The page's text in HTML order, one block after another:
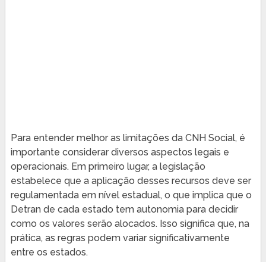
Para entender melhor as limitações da CNH Social, é
importante considerar diversos aspectos legais e
operacionais. Em primeiro lugar, a legislação
estabelece que a aplicação desses recursos deve ser
regulamentada em nível estadual, o que implica que o
Detran de cada estado tem autonomia para decidir
como os valores serão alocados. Isso significa que, na
prática, as regras podem variar significativamente
entre os estados.